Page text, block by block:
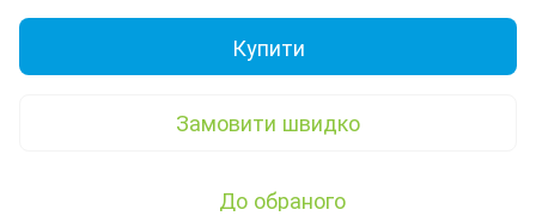
Купити
Замовити швидко
До обраного